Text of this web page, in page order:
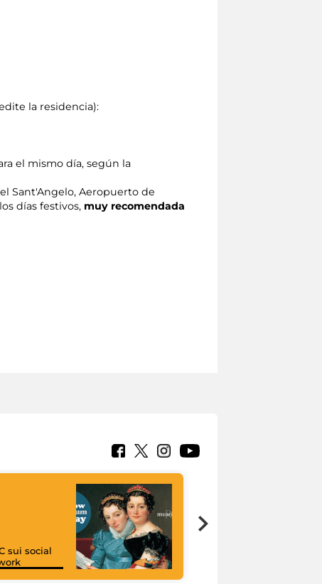
la residencia):
el mismo día, según la
Sant'Angelo, Aeropuerto de
días festivos, muy recomendada
sui social